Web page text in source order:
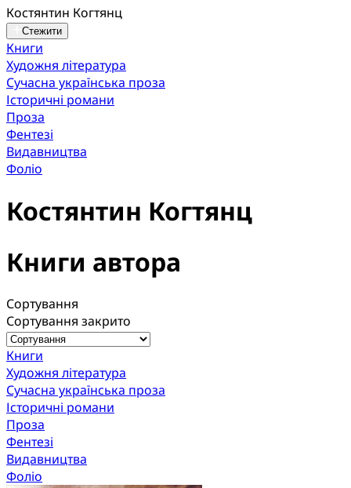
Костянтин Когтянц
Стежити
Книги
Художня література
Сучасна українська проза
Історичні романи
Проза
Фентезі
Видавництва
Фоліо
Костянтин Когтянц
Книги автора
Сортування
Сортування закрито
Книги
Художня література
Сучасна українська проза
Історичні романи
Проза
Фентезі
Видавництва
Фоліо